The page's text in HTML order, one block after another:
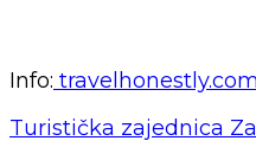
Info: travelhonestly.com
Turistička zajednica